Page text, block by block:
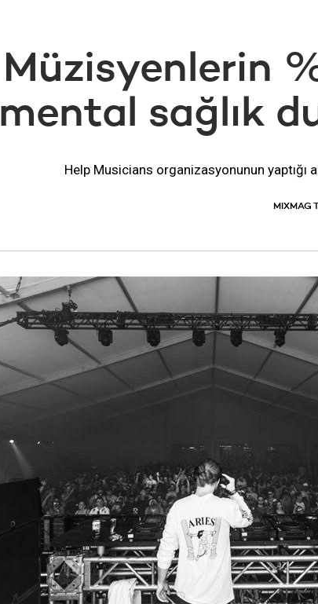
Müzisyenlerin
mental sağlık
Help Musicians organizasyonunun
MIXMAG